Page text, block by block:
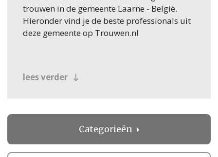
trouwen in de gemeente Laarne - België.
Hieronder vind je de beste professionals uit
deze gemeente op Trouwen.nl
lees verder
Categorieën